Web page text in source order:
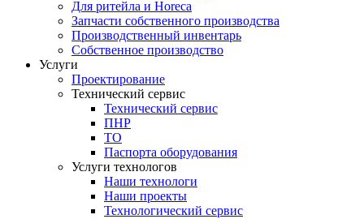
Для ритейла и Horeca
Запчасти собственного производства
Производственный инвентарь
Собственное производство
Услуги
Проектирование
Технический сервис
Технический сервис
ПНР
ТО
Паспорта оборудования
Услуги технологов
Наши технологи
Наши проекты
Технологический сервис